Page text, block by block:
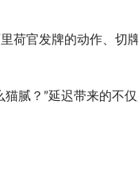
荷官发牌的动作、切
腻？”延迟带来的不